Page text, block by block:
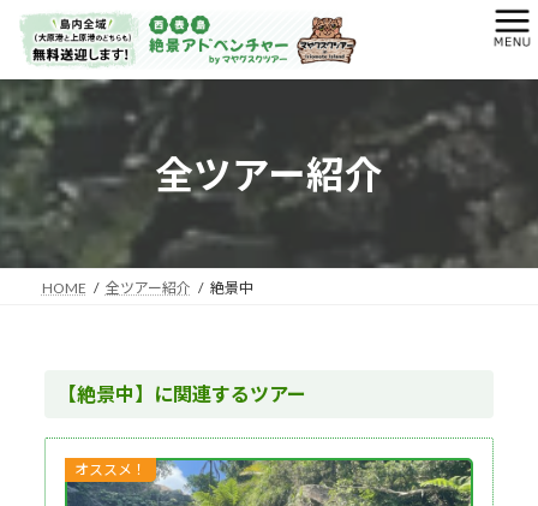
ン
ツ
ス
ッ
ー
シ
ン
移
全ツアー紹介
HOME 全ツアー紹介 絶景中
【絶景中】に関連するツアー
オススメ！